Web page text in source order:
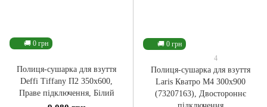
🚚 0 грн
Полиця-сушарка для взуття
Deffi Tiffany П2 350x600,
Праве підключення, Білий
🚚 0 грн
4
Полиця-сушарка для взуття
Laris Кватро M4 300x900
(73207163), Двостороннє